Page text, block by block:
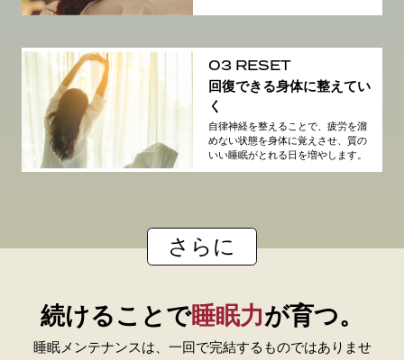
03 RESET
回復できる身体に整えてい
く
自律神経を整えることで、疲労を溜
めない状態を身体に覚えさせ、質の
いい睡眠がとれる日を増やします。
さらに
続けることで睡眠力が育つ。
睡眠メンテナンスは、一回で完結するものではありませ